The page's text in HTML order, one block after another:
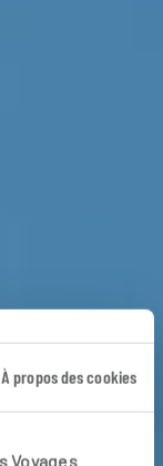
À propos des cookies
Voyages